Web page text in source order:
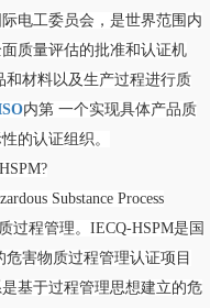
电工委员会，是世界范围内
质量评估的批准和认证机
和材料以及生产过程进行质
内第 一个实现具体产品质
的认证组织。
Substance Process
过程管理。IECQ-HSPM是国
危害物质过程管理认证项目
基于过程管理思想建立的危